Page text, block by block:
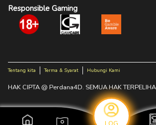
Responsible Gaming
Tentang kita Terma & Syarat Hubungi Kami
HAK CIPTA @ Perdana4D. SEMUA HAK